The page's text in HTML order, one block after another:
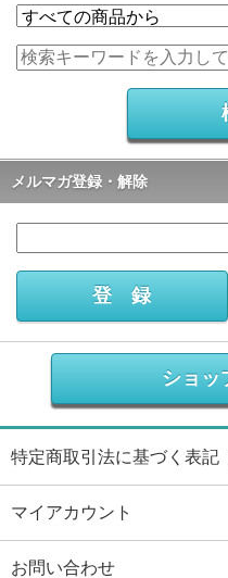
メルマガ登録・解除
ショッ
特定商取引法に基づく表記
マイアカウント
お問い合わせ